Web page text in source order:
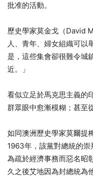
批准的活動。
歷史學家莫金戈（David
人、青年、婦女組織可以
是，這些集會卻很難令城
近。」
看似立足於馬克思主義的
群眾眼中愈漸模糊；甚至
如同澳洲歷史學家莫爾提
1963年，該黨對總統的
為疏於經濟事務而惡名昭
久之後艾地因為封總統為